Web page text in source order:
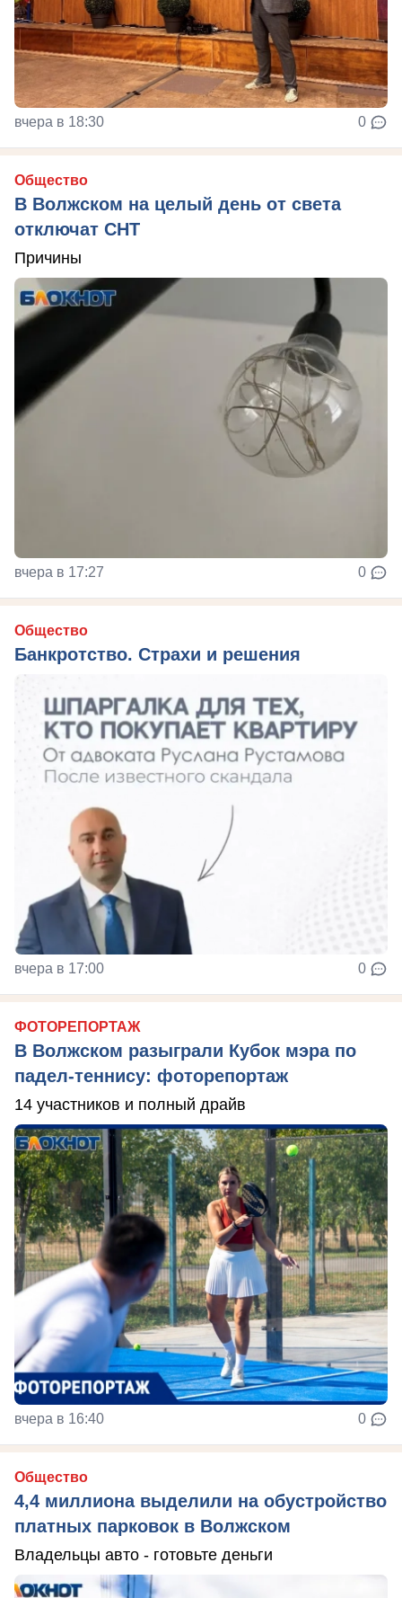
вчера в 18:30 0
Общество
В Волжском на целый день от света
отключат СНТ
Причины
вчера в 17:27 0
Общество
Банкротство. Страхи и решения
вчера в 17:00 0
ФОТОРЕПОРТАЖ
В Волжском разыграли Кубок мэра по
падел-теннису: фоторепортаж
14 участников и полный драйв
вчера в 16:40 0
Общество
4,4 миллиона выделили на обустройство
платных парковок в Волжском
Владельцы авто - готовьте деньги